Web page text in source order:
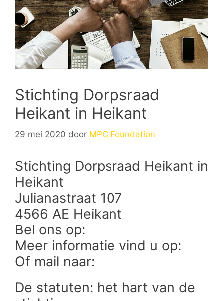
Stichting Dorpsraad
Heikant in Heikant
29 mei 2020 door MPC Foundation
Stichting Dorpsraad Heikant in
Heikant
Julianastraat 107
4566 AE Heikant
Bel ons op:
Meer informatie vind u op:
Of mail naar:
De statuten: het hart van de